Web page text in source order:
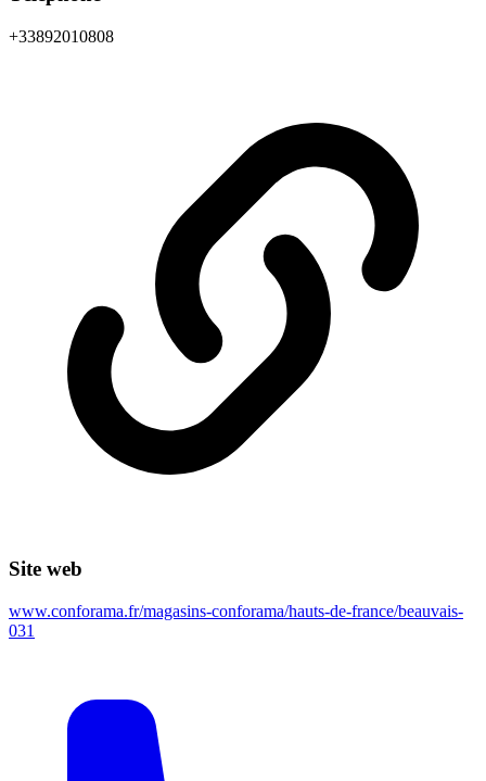
+33892010808
Site web
www.conforama.fr/magasins-conforama/hauts-de-france/beauvais-
031